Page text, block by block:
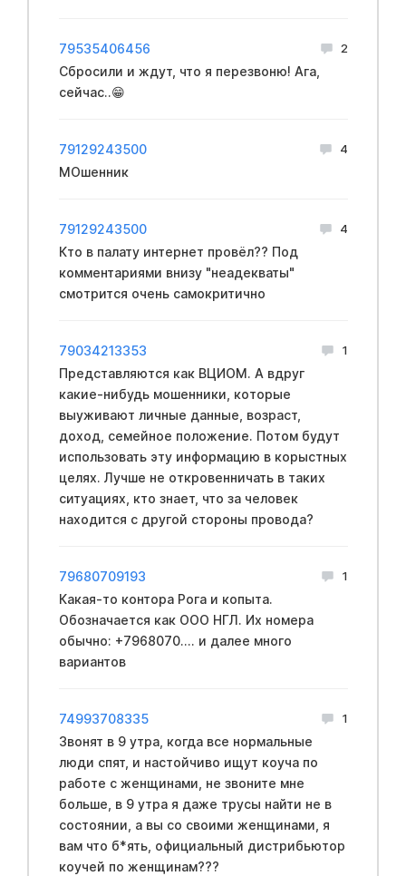
79535406456 2
Сбросили и ждут, что я перезвоню! Ага,
сейчас..😁
79129243500 4
МОшенник
79129243500 4
Кто в палату интернет провёл?? Под
комментариями внизу "неадекваты"
смотрится очень самокритично
79034213353 1
Представляются как ВЦИОМ. А вдруг
какие-нибудь мошенники, которые
выуживают личные данные, возраст,
доход, семейное положение. Потом будут
использовать эту информацию в корыстных
целях. Лучше не откровенничать в таких
ситуациях, кто знает, что за человек
находится с другой стороны провода?
79680709193 1
Какая-то контора Рога и копыта.
Обозначается как ООО НГЛ. Их номера
обычно: +7968070.... и далее много
вариантов
74993708335 1
Звонят в 9 утра, когда все нормальные
люди спят, и настойчиво ищут коуча по
работе с женщинами, не звоните мне
больше, в 9 утра я даже трусы найти не в
состоянии, а вы со своими женщинами, я
вам что б*ять, официальный дистрибьютор
коучей по женщинам???